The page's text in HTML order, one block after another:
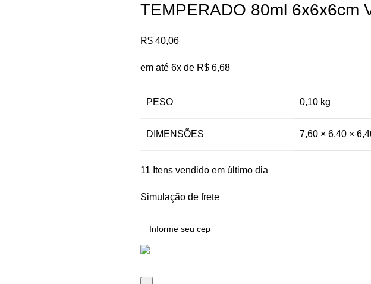
TEMPERADO 80ml 6x6x6cm
R$ 40,06
em até 6x de R$ 6,68
PESO 0,10 kg
DIMENSÕES 7,60 × 6,40 ×
11 Itens vendido em último dia
Simulação de frete